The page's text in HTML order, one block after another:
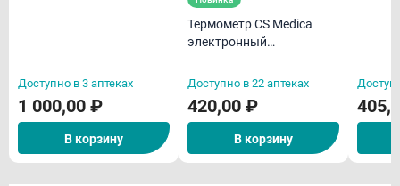
Доступно в 3 аптеках
1 000,00 ₽
В корзину
Термометр CS Medica
электронный
Доступно в 22 аптеках
420,00 ₽
В корзину